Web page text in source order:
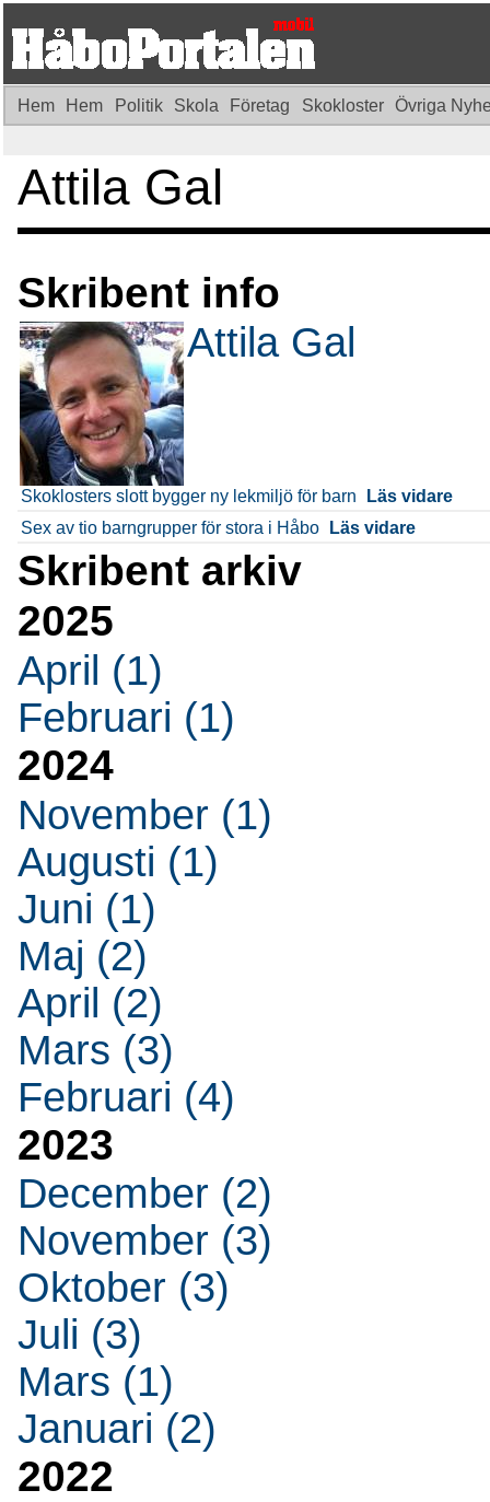
Hem Hem Politik Skola Företag Skokloster Övriga
Attila Gal
Skribent info
Attila Gal
Skoklosters slott bygger ny lekmiljö för barn
Läs vidare
Sex av tio barngrupper för stora i Håbo
Läs vidare
Skribent arkiv
2025
April (1)
Februari (1)
2024
November (1)
Augusti (1)
Juni (1)
Maj (2)
April (2)
Mars (3)
Februari (4)
2023
December (2)
November (3)
Oktober (3)
Juli (3)
Mars (1)
Januari (2)
2022